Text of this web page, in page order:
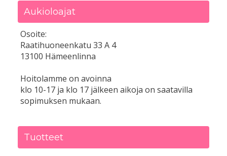
Aukioloajat
Osoite:
Raatihuoneenkatu 33 A 4
13100 Hämeenlinna
Hoitolamme on avoinna
klo 10-17 ja klo 17 jälkeen aikoja on saatavilla
sopimuksen mukaan.
Tuotteet